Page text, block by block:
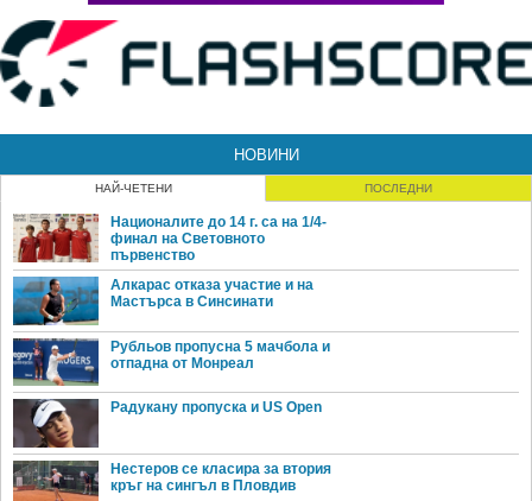
НОВИНИ
НАЙ-ЧЕТЕНИ ПОСЛЕДНИ
Националите до 14 г. са на 1/4-
финал на Световното
първенство
Алкарас отказа участие и на
Мастърса в Синсинати
Рубльов пропусна 5 мачбола и
отпадна от Монреал
Радукану пропуска и US Open
Нестеров се класира за втория
кръг на сингъл в Пловдив